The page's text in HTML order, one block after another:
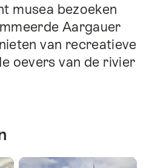
musea bezoeken
Aargauer
van recreatieve
oevers van de rivier